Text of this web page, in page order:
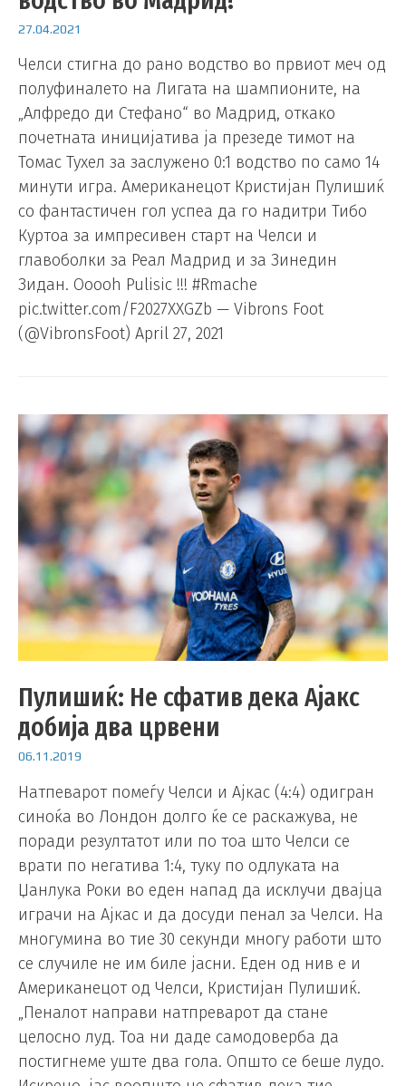
27.04.2021
Челси стигна до рано водство во првиот меч од
полуфиналето на Лигата на шампионите, на
„Алфредо ди Стефано“ во Мадрид, откако
почетната иницијатива ја презеде тимот на
Томас Тухел за заслужено 0:1 водство по само 14
минути игра. Американецот Кристијан Пулишиќ
со фантастичен гол успеа да го надитри Тибо
Куртоа за импресивен старт на Челси и
главоболки за Реал Мадрид и за Зинедин
Зидан. Ooooh Pulisic !!! #Rmache
pic.twitter.com/F2027XXGZb — Vibrons Foot
(@VibronsFoot) April 27, 2021
Пулишиќ: Не сфатив дека Ајакс
добија два црвени
06.11.2019
Натпеварот помеѓу Челси и Ајкас (4:4) одигран
синоќа во Лондон долго ќе се раскажува, не
поради резултатот или по тоа што Челси се
врати по негатива 1:4, туку по одлуката на
Џанлука Роки во еден напад да исклучи двајца
играчи на Ајкас и да досуди пенал за Челси. На
многумина во тие 30 секунди многу работи што
се случиле не им биле јасни. Еден од нив е и
Американецот од Челси, Кристијан Пулишиќ.
„Пеналот направи натпреварот да стане
целосно луд. Тоа ни даде самодоверба да
постигнеме уште два гола. Општо се беше лудо.